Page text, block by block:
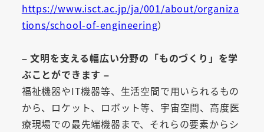
https://www.isct.ac.jp/ja/001/about/organiza
tions/school-of-engineering）
– 文明を支える幅広い分野の「ものづくり」を学
ぶことができます –
福祉機器やIT機器等、生活空間で用いられるもの
から、ロケット、ロボット等、宇宙空間、高度医
療現場での最先端機器まで、それらの要素からシ